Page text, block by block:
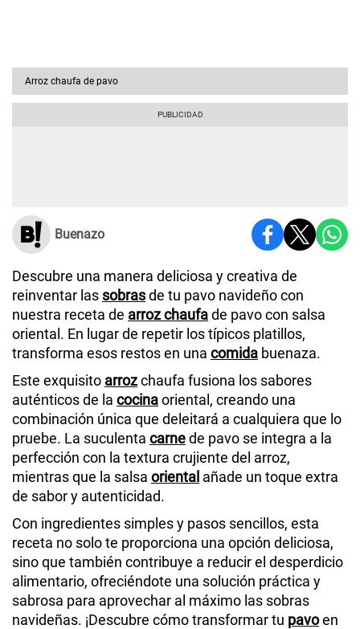
Arroz chaufa de pavo
Buenazo
Descubre una manera deliciosa y creativa de
reinventar lassobrasde tu pavo navideño con
nuestra receta de arroz chaufade pavo con salsa
oriental. En lugar de repetir los típicos platillos,
transforma esos restos en una comida buenaza.
Este exquisito arrozchaufa fusiona los sabores
auténticos de la cocinaoriental, creando una
combinación única que deleitará a cualquiera que lo
pruebe. La suculenta carnede pavo se integra a la
perfección con la textura crujiente del arroz,
mientras que la salsa oriental añade un toque extra
de sabor y autenticidad.
Con ingredientes simples y pasos sencillos, esta
receta no solo te proporciona una opción deliciosa,
sino que también contribuye a reducir el desperdicio
alimentario, ofreciéndote una solución práctica y
sabrosa para aprovechar al máximo las sobras
navideñas. ¡Descubre cómo transformar tu pavoen